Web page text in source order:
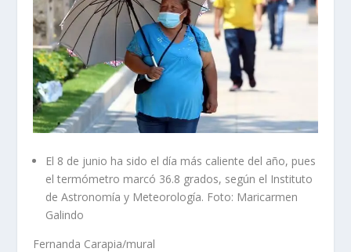
El 8 de junio ha sido el día más caliente del año, pues
el termómetro marcó 36.8 grados, según el Instituto
de Astronomía y Meteorología. Foto: Maricarmen
Galindo
Fernanda Carapia/mural